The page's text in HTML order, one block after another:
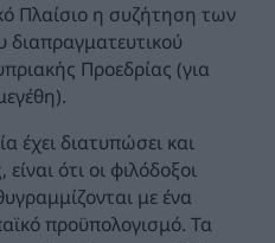
Πλαίσιο η συζήτηση των
διαπραγματευτικού
Προεδρίας (για
έχει διατυπώσει και
ότι οι φιλόδοξοι
με ένα
προϋπολογισμό. Τα